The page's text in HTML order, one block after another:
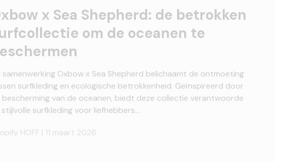
x Sea Shepherd: de betrokken
om de oceanen te
samenwerking Oxbow x Sea Shepherd belichaamt de ontmoeting
surfkleding en ecologische betrokkenheid. Geïnspireerd door
bescherming van de oceanen, biedt deze collectie verantwoorde
stijlvolle surfkleding voor liefhebbers...
HOFF | 11 maart 2026